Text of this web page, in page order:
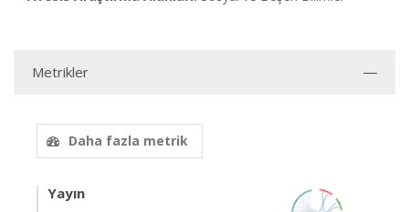
Metrikler
Daha fazla metrik
Yayın